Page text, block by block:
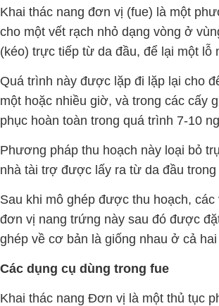
Khai thác nang đơn vị (fue) là một
cho một vết rạch nhỏ dạng vòng ở
(kéo) trực tiếp từ da đầu, để lại một lỗ
Quá trình này được lặp đi lặp lại cho
một hoặc nhiều giờ, và trong các cấy
phục hoàn toàn trong quá trình 7-10
Phương pháp thu hoạch này loại bỏ
nhà tài trợ được lấy ra từ da đầu
Sau khi mô ghép được thu hoạch,
đơn vị nang trứng này sau đó được
ghép về cơ bản là giống nhau ở cả
Các dụng cụ dùng trong fue
Khai thác nang Đơn vị là một thủ tục